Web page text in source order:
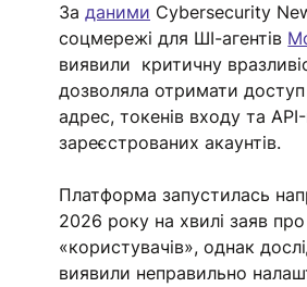
За даними Cybersecurity
соцмережі для ШІ-агентів
виявили  критичну
дозволяла отримати
адрес, токенів входу та
зареєстрованих акаунтів.
Платформа запустилась
2026 року на хвилі заяв
«користувачів», однак
виявили неправильно